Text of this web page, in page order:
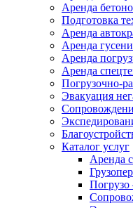
Аренда
Подготовка
Аренда
Аренда
Аренда
Аренда
Погрузочно-
Эвакуация
Каталог услуг
Аренда
Погрузо